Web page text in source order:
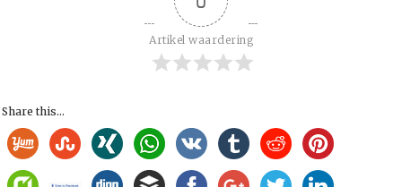
Artikel waardering
Share this...